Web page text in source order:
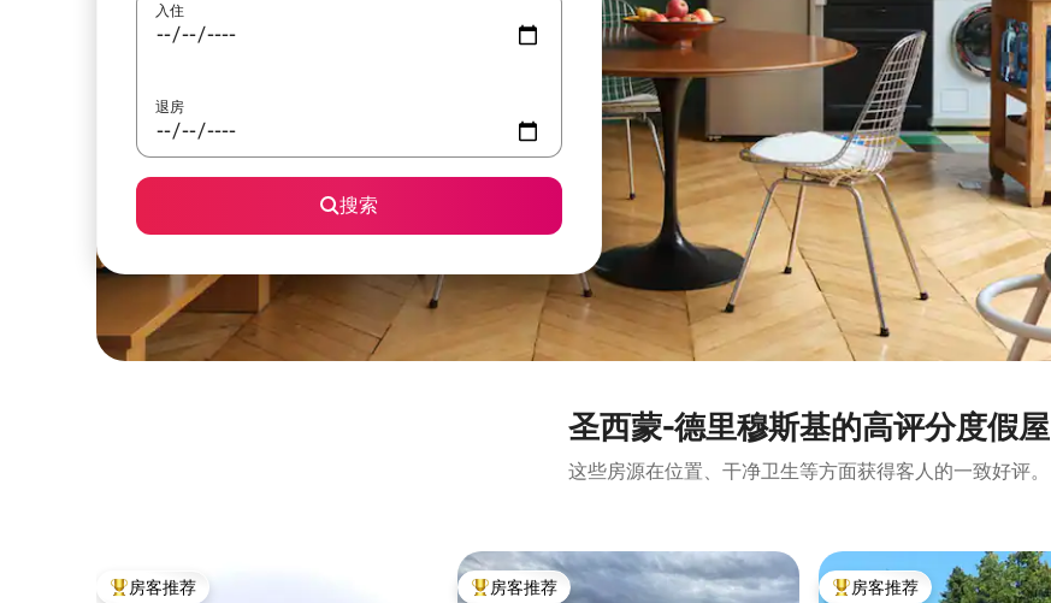
入住
退房
搜索
圣西蒙-德里穆斯基的高评分度假屋
这些房源在位置、干净卫生等方面获得客人的一致好评。
热门「房客推荐」
房客推荐 热门「房客推荐」
房客推荐 热门「房客推荐」
房客推荐